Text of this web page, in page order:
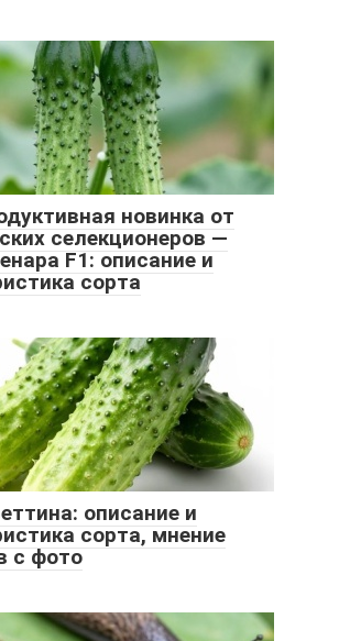
новинка от
селекционеров —
F1: описание и
сорта
описание и
сорта, мнение
с фото